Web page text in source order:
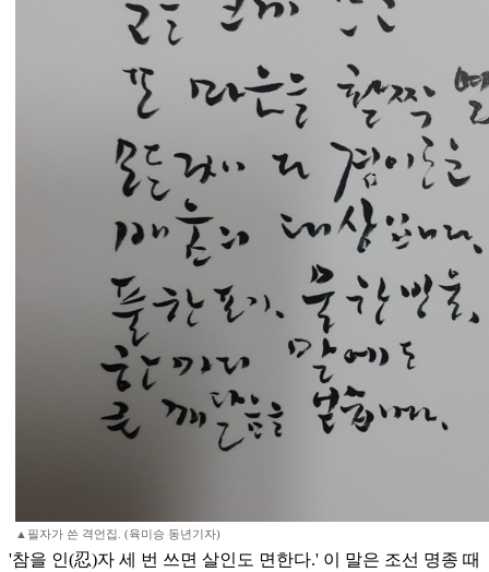
▲필자가 쓴 격언집. (육미승 동년기자)
'참을 인(忍)자 세 번 쓰면 살인도 면한다.' 이 말은 조선 명종 때